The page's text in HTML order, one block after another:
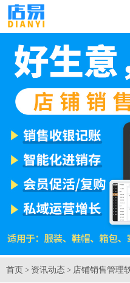
首页 > 资讯动态 > 店铺销售管理